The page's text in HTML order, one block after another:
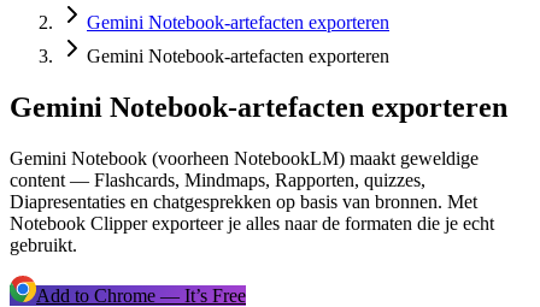
Gemini Notebook-artefacten exporteren
Gemini Notebook-artefacten exporteren
Gemini Notebook-artefacten exporteren
Gemini Notebook (voorheen NotebookLM) maakt geweldige
content — Flashcards, Mindmaps, Rapporten, quizzes,
Diapresentaties en chatgesprekken op basis van bronnen. Met
Notebook Clipper exporteer je alles naar de formaten die je echt
gebruikt.
Add to Chrome — It’s Free